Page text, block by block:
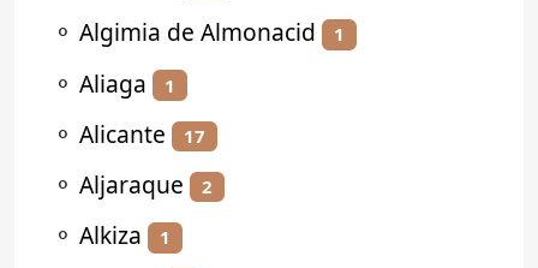
⚬ Algimia de Almonacid 1
⚬ Aliaga 1
⚬ Alicante 17
⚬ Aljaraque 2
⚬ Alkiza 1